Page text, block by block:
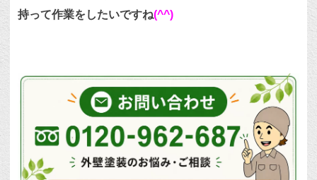
持って作業をしたいですね(^^)